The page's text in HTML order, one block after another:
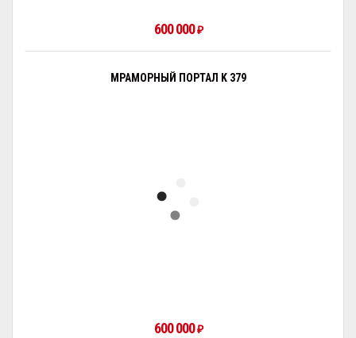
600 000₽
МРАМОРНЫЙ ПОРТАЛ K 379
600 000₽